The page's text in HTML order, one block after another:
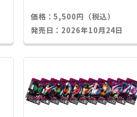
価格：5,500円（税込）
発売日：2026年10月24日